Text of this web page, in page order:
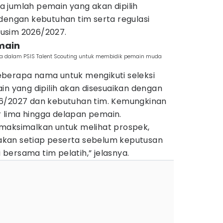
jumlah pemain yang akan dipilih
kebutuhan tim serta regulasi
2026/2027.
dalam PSIS Talent Scouting untuk membidik pemain muda
nama untuk mengikuti seleksi
yang dipilih akan disesuaikan dengan
2027 dan kebutuhan tim. Kemungkinan
hingga delapan pemain.
untuk melihat prospek,
setiap peserta sebelum keputusan
tim pelatih,” jelasnya.